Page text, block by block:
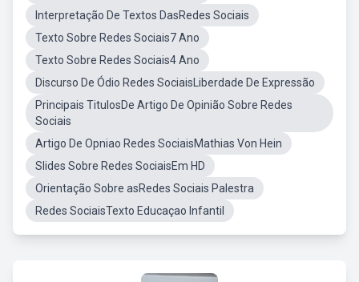
Interpretação De Textos DasRedes Sociais
Texto Sobre Redes Sociais7 Ano
Texto Sobre Redes Sociais4 Ano
Discurso De Ódio Redes SociaisLiberdade De Expressão
Principais TitulosDe Artigo De Opinião Sobre Redes
Sociais
Artigo De Opniao Redes SociaisMathias Von Hein
Slides Sobre Redes SociaisEm HD
Orientação Sobre asRedes Sociais Palestra
Redes SociaisTexto Educaçao Infantil